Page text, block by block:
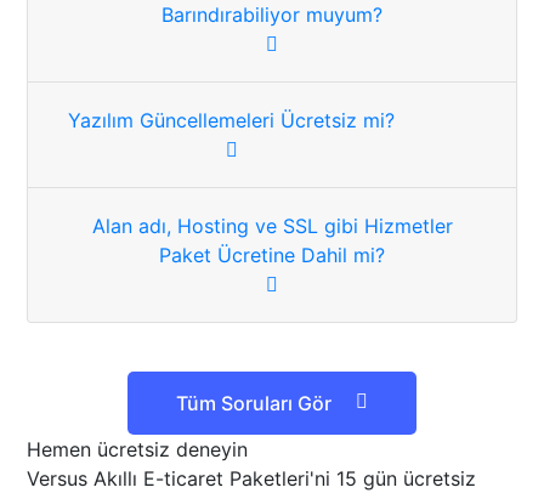
Barındırabiliyor muyum?
Yazılım Güncellemeleri Ücretsiz mi?
Alan adı, Hosting ve SSL gibi Hizmetler
Paket Ücretine Dahil mi?
Tüm Soruları Gör
Hemen ücretsiz deneyin
Versus Akıllı E-ticaret Paketleri'ni 15 gün ücretsiz